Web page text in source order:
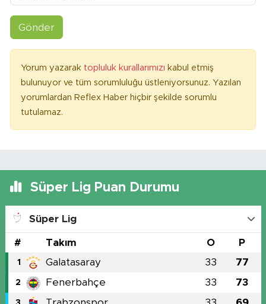
Gönder
Yorum yazarak topluluk kurallarımızı kabul etmiş
bulunuyor ve tüm sorumluluğu üstleniyorsunuz. Yazılan
yorumlardan Reflex Haber hiçbir şekilde sorumlu
tutulamaz.
Süper Lig Puan Durumu
Süper Lig
# Takım O P
1 Galatasaray 33 77
2 Fenerbahçe 33 73